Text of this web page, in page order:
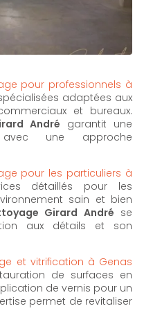
pour professionnels à
adaptées aux
et bureaux.
André garantit une
une approche
pour les particuliers à
détaillés pour les
sain et bien
Girard André se
aux détails et son
et vitrification à Genas
de surfaces en
de vernis pour un
permet de revitaliser